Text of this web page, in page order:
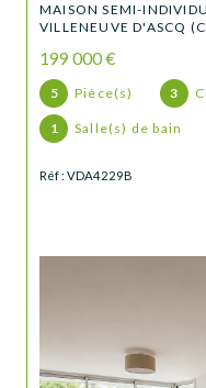
MAISON SEMI-
VILLENEUVE D'ASCQ
199 000 €
5 Pièce(s) 3
1 Salle(s) de bain
Réf : VDA4229B